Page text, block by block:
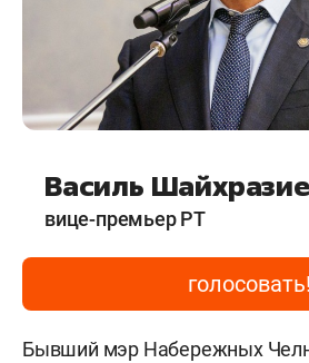
Василь
вице-премьер РТ
голосовать!
Бывший мэр Набережных